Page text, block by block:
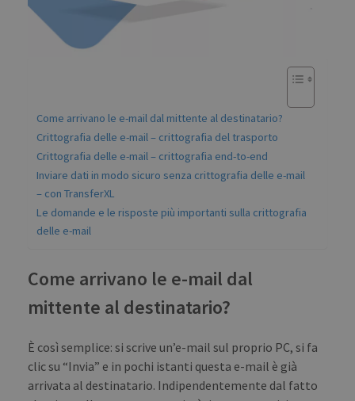
Come arrivano le e-mail dal mittente al destinatario?
Crittografia delle e-mail – crittografia del trasporto
Crittografia delle e-mail – crittografia end-to-end
Inviare dati in modo sicuro senza crittografia delle e-mail
– con TransferXL
Le domande e le risposte più importanti sulla crittografia
delle e-mail
Come arrivano le e-mail dal
mittente al destinatario?
È così semplice: si scrive un’e-mail sul proprio PC, si fa
clic su “Invia” e in pochi istanti questa e-mail è già
arrivata al destinatario. Indipendentemente dal fatto